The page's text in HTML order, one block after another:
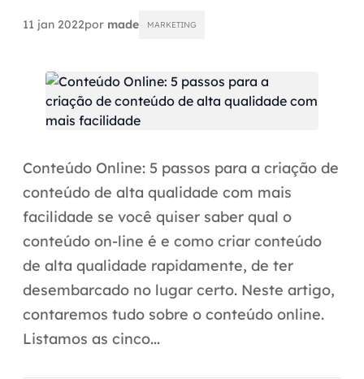
Automação inteligente
Integração de IA
AI Day
Transformar dados em decisão
Data Analytics
Engenharia de dados
Data Platforms
11 jan 2022por made MARKETING
Conteúdo Online: 5 passos para a criação de
conteúdo de alta qualidade com mais
facilidade se você quiser saber qual o
conteúdo on-line é e como criar conteúdo
de alta qualidade rapidamente, de ter
desembarcado no lugar certo. Neste artigo,
contaremos tudo sobre o conteúdo online.
Listamos as cinco...